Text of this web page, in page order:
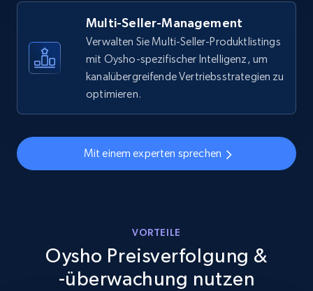
877+ Jetzt anfangen
URL, Final price, Sku, Currency, Gtin,
Specifications, Image urls, Top reviews, and
TikTok Shop
Multi-Seller-Management
Verwalten Sie Multi-Seller-Produktlistings
mit Oysho-spezifischer Intelligenz, um
kanalübergreifende Vertriebsstrategien zu
optimieren.
Mit einem experten sprechen
VORTEILE
Oysho Preisverfolgung &
-überwachung nutzen